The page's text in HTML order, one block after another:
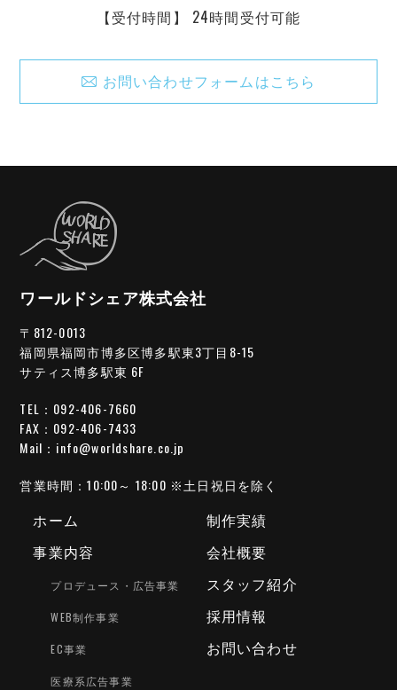
【受付時間】 24時間受付可能
お問い合わせフォームはこちら
ワールドシェア株式会社
〒812-0013
福岡県福岡市博多区博多駅東3丁目8-15
サティス博多駅東 6F
TEL：092-406-7660
FAX：092-406-7433
Mail：info@worldshare.co.jp
営業時間：10:00～ 18:00 ※土日祝日を除く
ホーム
事業内容
プロデュース・広告事業
WEB制作事業
EC事業
医療系広告事業
制作実績
会社概要
スタッフ紹介
採用情報
お問い合わせ